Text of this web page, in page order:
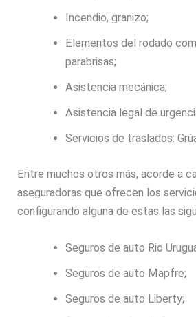
Incendio, granizo;
Elementos del rodado
parabrisas;
Asistencia mecánica;
Asistencia legal de
Servicios de traslados:
Entre muchos otros más, acorde a
aseguradoras que ofrecen los
configurando alguna de estas las
Seguros de auto Rio
Seguros de auto Mapfre;
Seguros de auto Liberty;